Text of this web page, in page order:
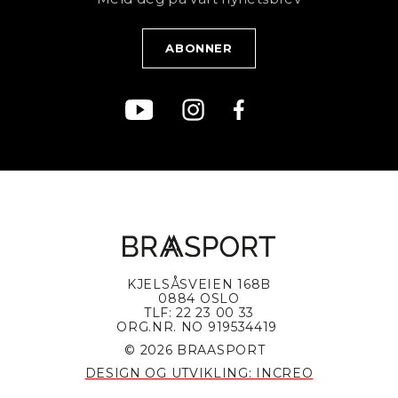
KJELSÅSVEIEN 168B
0884 OSLO
TLF: 22 23 00 33
ORG.NR. NO 919534419
© 2026 BRAASPORT
DESIGN OG UTVIKLING: INCREO